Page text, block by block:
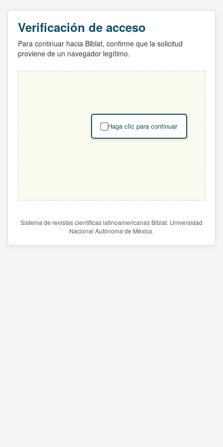
Verificación de acceso
Para continuar hacia Biblat, confirme que la solicitud
proviene de un navegador legítimo.
Haga clic para continuar
Sistema de revistas científicas latinoamericanas Biblat. Universidad
Nacional Autónoma de México.